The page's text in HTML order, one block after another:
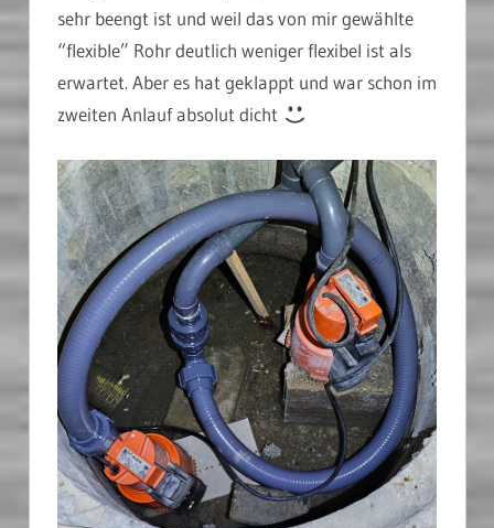
sehr beengt ist und weil das von mir gewählte
“flexible” Rohr deutlich weniger flexibel ist als
erwartet. Aber es hat geklappt und war schon im
zweiten Anlauf absolut dicht